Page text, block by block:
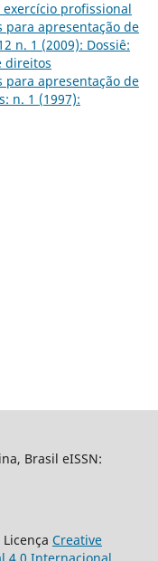
profissional
para apresentação de
n. 1 (2009): Dossiê:
direitos
para apresentação de
n. 1 (1997):
Brasil eISSN:
Creative